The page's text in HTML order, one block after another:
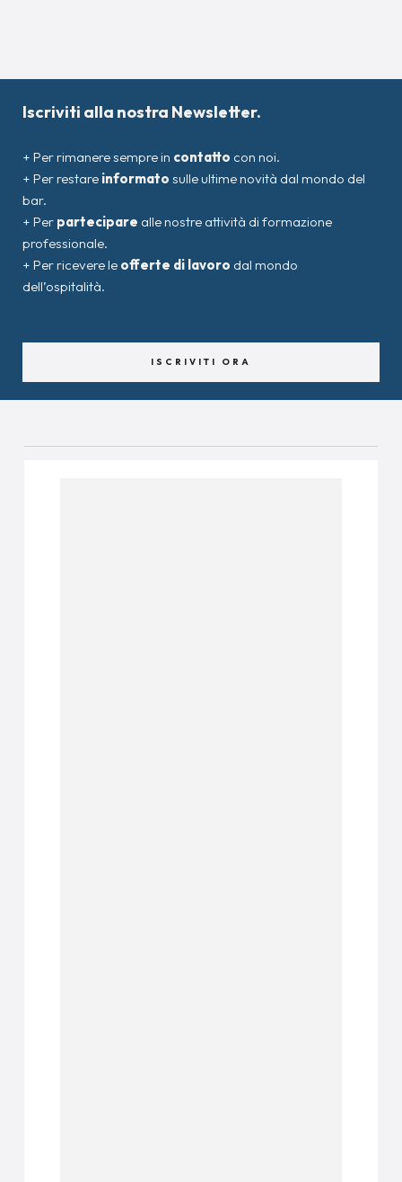
Iscriviti alla nostra Newsletter.
+ Per rimanere sempre in contatto con noi.
+ Per restare informato sulle ultime novità dal mondo del
bar.
+ Per partecipare alle nostre attività di formazione
professionale.
+ Per ricevere le offerte di lavoro dal mondo
dell’ospitalità.
ISCRIVITI ORA